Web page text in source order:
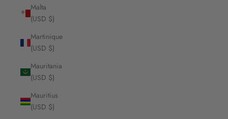
Malta
(USD $)
Martinique
(USD $)
Mauritania
(USD $)
Mauritius
(USD $)